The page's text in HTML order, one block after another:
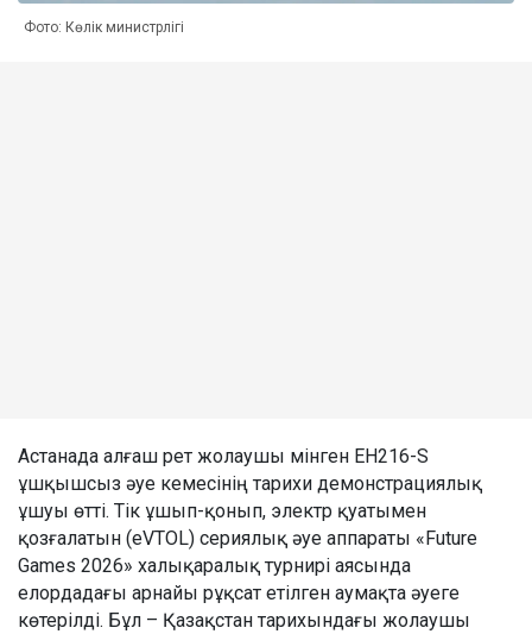
Фото: Көлік министрлігі
Астанада алғаш рет жолаушы мінген EH216-S
ұшқышсыз әуе кемесінің тарихи демонстрациялық
ұшуы өтті. Тік ұшып-қонып, электр қуатымен
қозғалатын (eVTOL) сериялық әуе аппараты «Future
Games 2026» халықаралық турнирі аясында
елордадағы арнайы рұқсат етілген аумақта әуеге
көтерілді. Бұл – Қазақстан тарихындағы жолаушы